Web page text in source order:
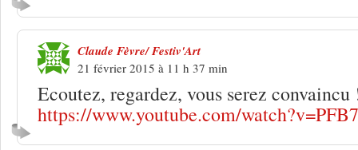
Claude Fèvre/ Festiv'Art
21 février 2015 à 11 h 37 min
Ecoutez, regardez, vous serez convaincu
https://www.youtube.com/